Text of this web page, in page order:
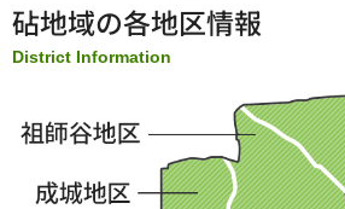
砧地域の各地区情報
District Information